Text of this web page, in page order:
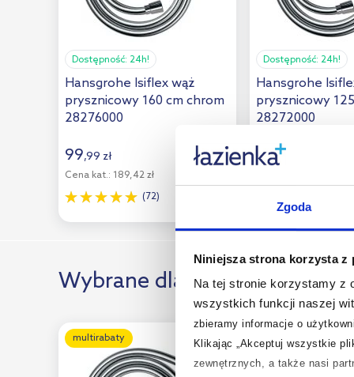
Zgoda
Niniejsza strona korzysta z
Na tej stronie korzystamy z
wszystkich funkcji naszej
zbieramy informacje o
Klikając „Akceptuj wszystkie
zewnętrznych, a także nasi
Sapho
Sea-Horse
Steinberg
Tres (24)
Wenko (1)
Zucchetti (14)
Dostępność: 24h!
Hansgrohe Isiflex wąż
prysznicowy 160 cm chrom
28276000
99,99 zł
Cena kat.: 189,42 zł
(72)
Dostępność: 24h!
Hansgrohe
prysznicowy
28272000
129
Wybrane dla Ciebie
multirabaty multirabaty